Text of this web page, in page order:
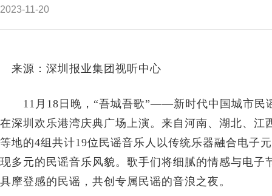
2023-11-20
来源：深圳报业集团视听中心
11月18日晚，“吾城吾歌”——新时代中国城市民
在深圳欢乐港湾庆典广场上演。来自河南、湖北、江
等地的4组共计19位民谣音乐人以传统乐器融合电子
现多元的民谣音乐风貌。歌手们将细腻的情感与电子
具摩登感的民谣，共创专属民谣的音浪之夜。